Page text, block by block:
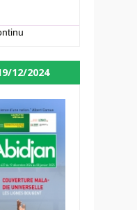
12/2024